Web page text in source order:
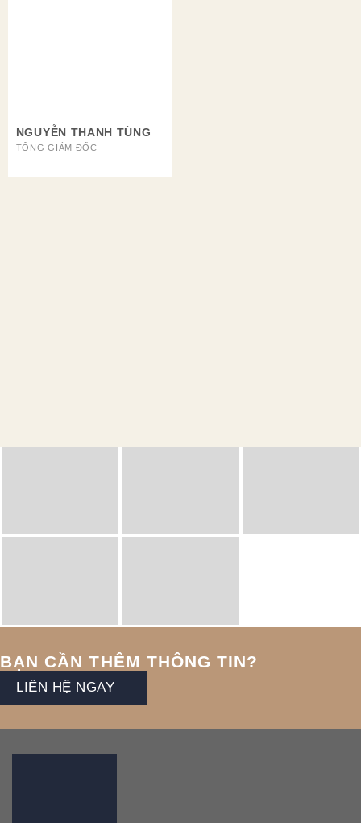
NGUYỄN THANH TÙNG
TỔNG GIÁM ĐỐC
BẠN CẦN THÊM THÔNG TIN?
LIÊN HỆ NGAY